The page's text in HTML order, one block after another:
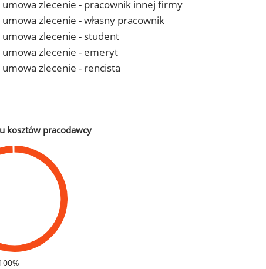
zlecenie - pracownik innej firmy
zlecenie - własny pracownik
zlecenie - student
zlecenie - emeryt
zlecenie - rencista
kosztów pracodawcy